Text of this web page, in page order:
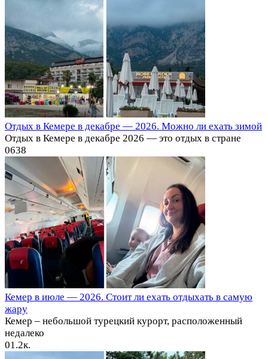
Отдых в Кемере в декабре — 2026. Можно ли ехать зимой
Отдых в Кемере в декабре 2026 — это отдых в стране
0638
Кемер в июле — 2026. Стоит ли ехать отдыхать в самую
жару
Кемер – небольшой турецкий курорт, расположенный
недалеко
01.2к.